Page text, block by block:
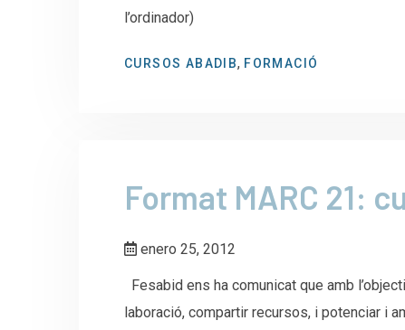
l’ordinador)
CURSOS ABADIB, FORMACIÓ
Format MARC 21:
enero 25, 2012
Fesabid ens ha comunicat que amb
laboració, compartir recursos, i potenciar i